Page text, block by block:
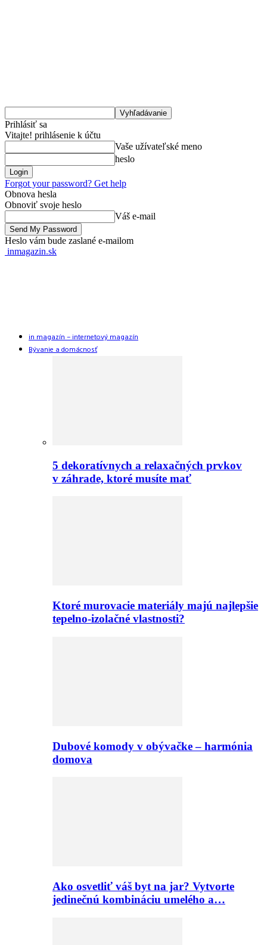
Prihlásiť sa
Vitajte! prihlásenie k účtu
Vaše užívateľské meno
heslo
Forgot your password? Get help
Obnova hesla
Obnoviť svoje heslo
Váš e-mail
Heslo vám bude zaslané e-mailom
inmagazin.sk
in magazín – internetový magazín
Bývanie a domácnosť
5 dekoratívnych a relaxačných prvkov
v záhrade, ktoré musíte mať
Ktoré murovacie materiály majú najlepšie
tepelno-izolačné vlastnosti?
Dubové komody v obývačke – harmónia
domova
Ako osvetliť váš byt na jar? Vytvorte
jedinečnú kombináciu umelého a…